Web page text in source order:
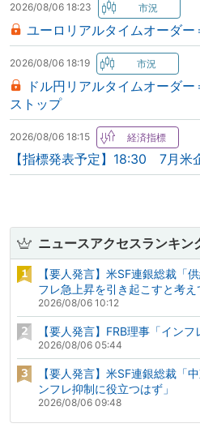
2026/08/06 18:23
ユーロリアルタイムオーダ
2026/08/06 18:19
ドル円リアルタイムオーダ
ストップ
2026/08/06 18:15
【指標発表予定】18:30 7月米
ニュースアクセスランキン
【要人発言】米SF連銀総裁「
フレ急上昇を引き起こすと考え
2026/08/06 10:12
【要人発言】FRB理事「インフ
2026/08/06 05:44
【要人発言】米SF連銀総裁「
ンフレ抑制に役立つはず」
2026/08/06 09:48